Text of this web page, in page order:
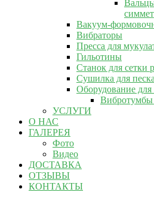
Вакуум-
Вибраторы
Пресса для
Гильотины
Станок для сетки
Сушилка для песка
Оборудование
УСЛУГИ
О НАС
ГАЛЕРЕЯ
Фото
Видео
ДОСТАВКА
ОТЗЫВЫ
КОНТАКТЫ